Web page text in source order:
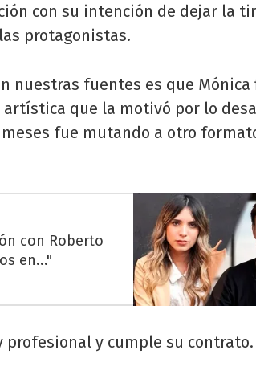
con su intención de dejar la
protagonistas.
nuestras fuentes es que Mónica
que la motivó por lo
fue mutando a otro
con Roberto
en..."
profesional y cumple su contrato.